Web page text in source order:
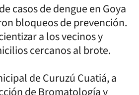
casos de dengue en Goya
bloqueos de prevención.
a los vecinos y
cercanos al brote.
de Curuzú Cuatiá, a